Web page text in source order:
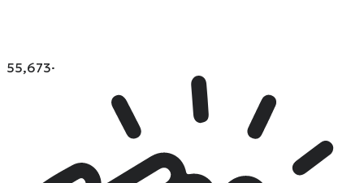
55,673·